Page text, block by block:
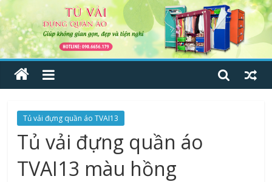
Tủ vải đựng quần áo TVAI13
Tủ vải đựng quần áo
TVAI13 màu hồng